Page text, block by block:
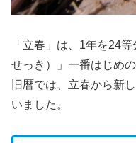
「立春」は、1年を24
せっき）」一番はじめの
旧暦では、立春から新
いました。